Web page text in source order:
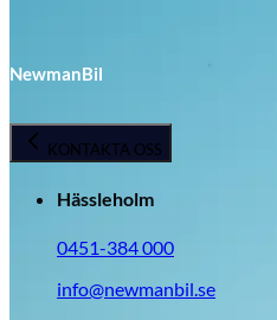
NewmanBil
KONTAKTA OSS
Hässleholm
0451-384 000
info@newmanbil.se